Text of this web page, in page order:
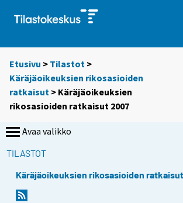
Etusivu > Tilastot >
Käräjäoikeuksien rikosasioiden
ratkaisut > Käräjäoikeuksien
rikosasioiden ratkaisut 2007
Avaa valikko
TILASTOT
Käräjäoikeuksien rikosasioiden ratkaisut